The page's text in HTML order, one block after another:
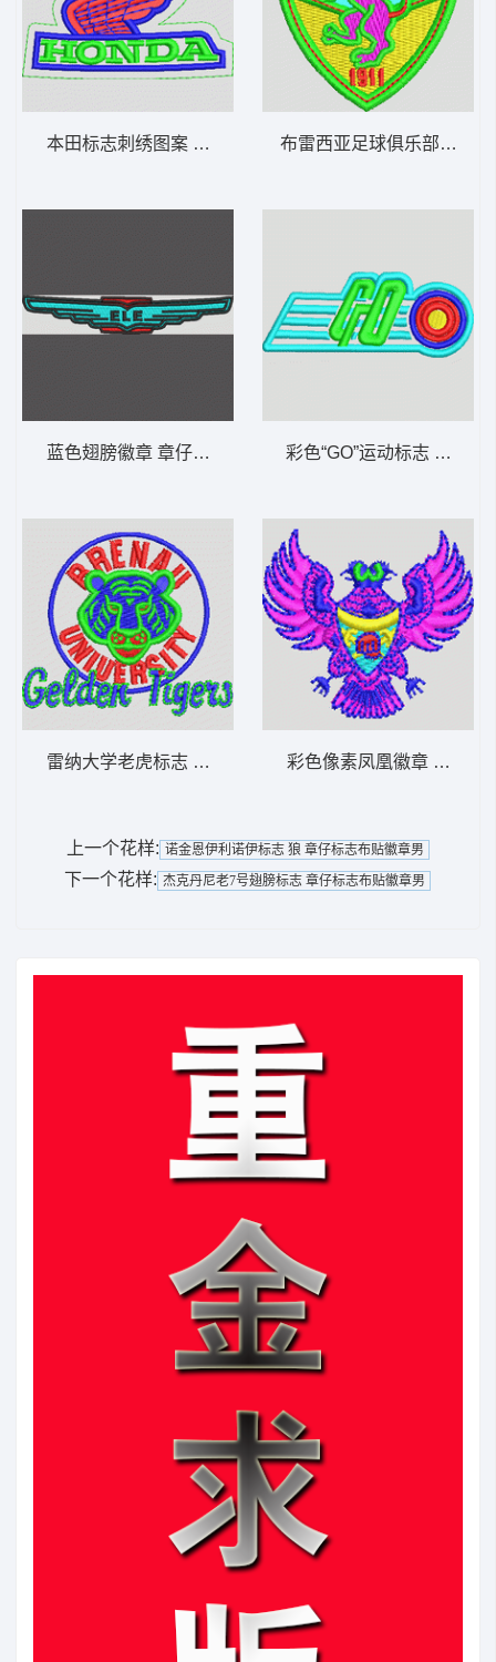
本田标志刺绣图案 本田 honda 章仔标志布
蓝色翅膀徽章 章仔标志布贴徽章男
雷纳大学老虎标志 虎头 章仔标志布贴徽章
彩色“GO”运动标志 章仔标
上一个花样: 诺金恩伊利诺伊标志 狼 章仔标志布贴徽章男
下一个花样: 杰克丹尼老7号翅膀标志 章仔标志布贴徽章男